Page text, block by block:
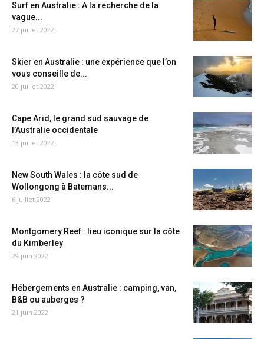
Surf en Australie : A la recherche de la
vague...
27 juillet 2022
Skier en Australie : une expérience que l’on
vous conseille de...
20 juillet 2022
Cape Arid, le grand sud sauvage de
l’Australie occidentale
13 juillet 2022
New South Wales : la côte sud de
Wollongong à Batemans...
6 juillet 2022
Montgomery Reef : lieu iconique sur la côte
du Kimberley
29 juin 2022
Hébergements en Australie : camping, van,
B&B ou auberges ?
21 juin 2022